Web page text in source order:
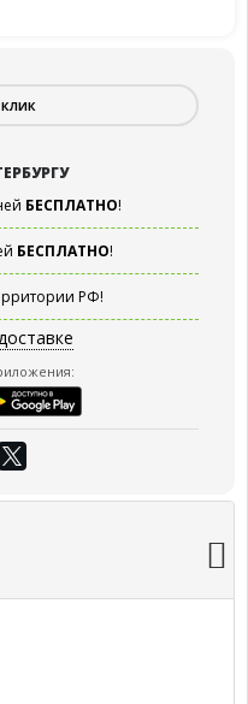
БЕСПЛАТНО!
БЕСПЛАТНО!
РФ!